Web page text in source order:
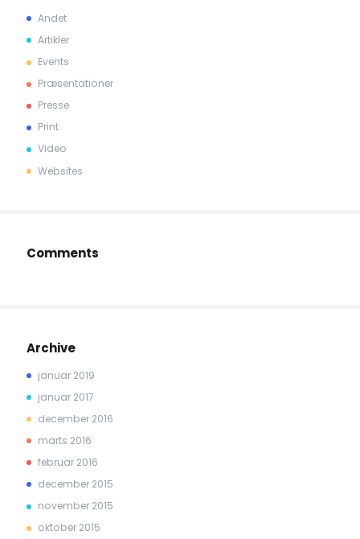
Andet
Artikler
Events
Præsentationer
Presse
Print
Video
Websites
Comments
Archive
januar 2019
januar 2017
december 2016
marts 2016
februar 2016
december 2015
november 2015
oktober 2015